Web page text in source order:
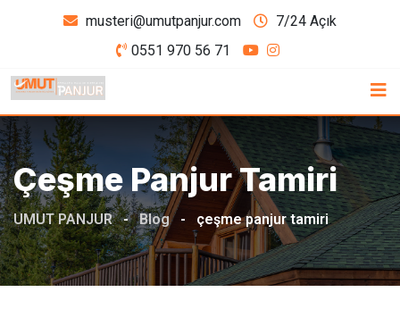
musteri@umutpanjur.com
7/24 Açık
0551 970 56 71
Çeşme Panjur Tamiri
UMUT PANJUR - Blog - çeşme panjur tamiri